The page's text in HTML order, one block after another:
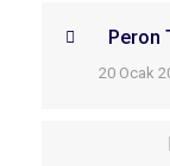
Peron
20 Ocak